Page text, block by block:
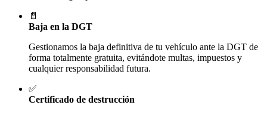
📄
Baja en la DGT
Gestionamos la baja definitiva de tu vehículo ante la DGT de
forma totalmente gratuita, evitándote multas, impuestos y
cualquier responsabilidad futura.
✅
Certificado de destrucción